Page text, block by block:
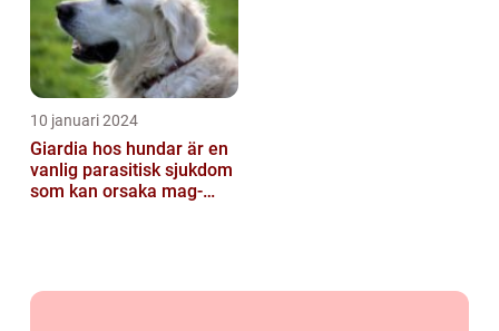
10 januari 2024
Giardia hos hundar är en
vanlig parasitisk sjukdom
som kan orsaka mag-